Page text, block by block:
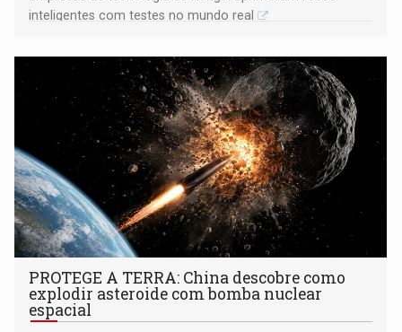
inteligentes com testes no mundo real
PROTEGE A TERRA: China descobre como
explodir asteroide com bomba nuclear
espacial